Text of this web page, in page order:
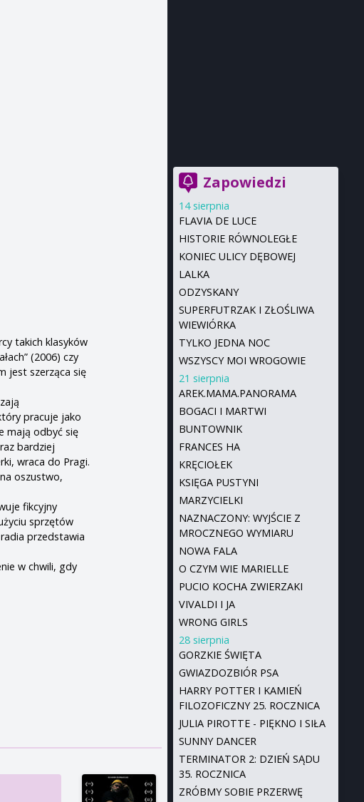
takich klasyków
(2006) czy
jest szerząca się
pracuje jako
mają odbyć się
bardziej
wraca do Pragi.
oszustwo,
fikcyjny
sprzętów
przedstawia
w chwili, gdy
Zapowiedzi
14 sierpnia
FLAVIA DE LUCE
HISTORIE RÓWNOLEGŁE
KONIEC ULICY DĘBOWEJ
LALKA
ODZYSKANY
SUPERFUTRZAK I ZŁOŚLIWA
WIEWIÓRKA
TYLKO JEDNA NOC
WSZYSCY MOI WROGOWIE
21 sierpnia
AREK.MAMA.PANORAMA
BOGACI I MARTWI
BUNTOWNIK
FRANCES HA
KRĘCIOŁEK
KSIĘGA PUSTYNI
MARZYCIELKI
NAZNACZONY: WYJŚCIE Z
MROCZNEGO WYMIARU
NOWA FALA
O CZYM WIE MARIELLE
PUCIO KOCHA ZWIERZAKI
VIVALDI I JA
WRONG GIRLS
28 sierpnia
GORZKIE ŚWIĘTA
GWIAZDOZBIÓR PSA
HARRY POTTER I KAMIEŃ
FILOZOFICZNY 25. ROCZNICA
JULIA PIROTTE - PIĘKNO I SIŁA
SUNNY DANCER
TERMINATOR 2: DZIEŃ SĄDU
35. ROCZNICA
ZRÓBMY SOBIE PRZERWĘ